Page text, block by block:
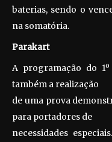
baterias, sendo o
na somatória.
Parakart
A programação do
também a realização
de uma prova
para portadores de
necessidades